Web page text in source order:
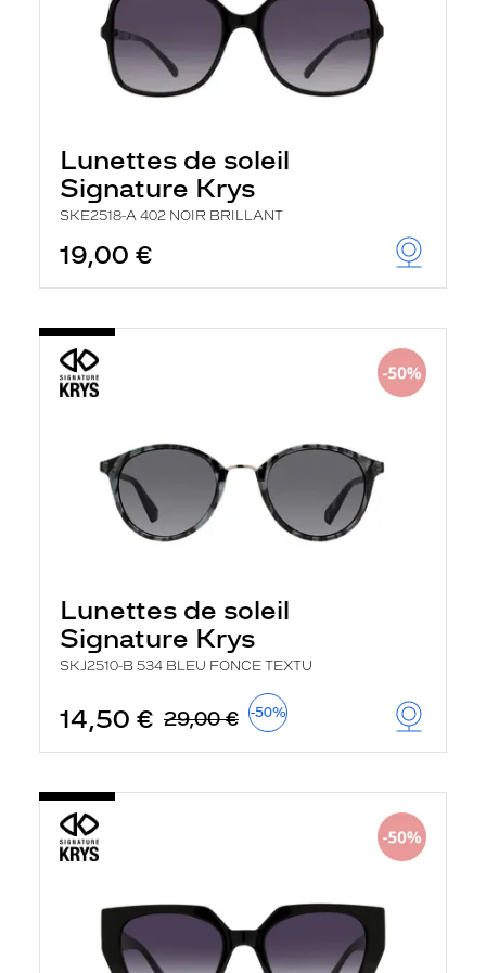
Lunettes de soleil
Signature Krys
SKE2518-A 402 NOIR BRILLANT
19,00 €
Lunettes de soleil
Signature Krys
SKJ2510-B 534 BLEU FONCE TEXTU
14,50 € 29,00 € -50%